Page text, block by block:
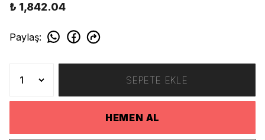
₺ 1,842.04
Paylaş:
SEPETE EKLE
HEMEN AL